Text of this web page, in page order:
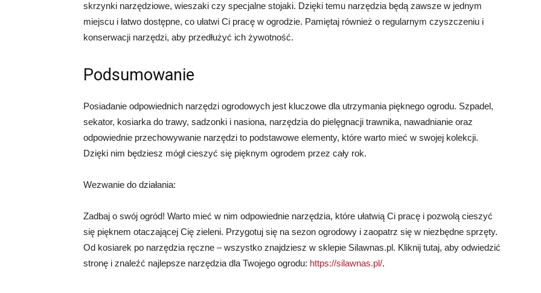
skrzynki narzędziowe, wieszaki czy specjalne stojaki. Dzięki temu narzędzia będą zawsze w jednym
miejscu i łatwo dostępne, co ułatwi Ci pracę w ogrodzie. Pamiętaj również o regularnym czyszczeniu i
konserwacji narzędzi, aby przedłużyć ich żywotność.
Podsumowanie
Posiadanie odpowiednich narzędzi ogrodowych jest kluczowe dla utrzymania pięknego ogrodu. Szpadel,
sekator, kosiarka do trawy, sadzonki i nasiona, narzędzia do pielęgnacji trawnika, nawadnianie oraz
odpowiednie przechowywanie narzędzi to podstawowe elementy, które warto mieć w swojej kolekcji.
Dzięki nim będziesz mógł cieszyć się pięknym ogrodem przez cały rok.
Wezwanie do działania:
Zadbaj o swój ogród! Warto mieć w nim odpowiednie narzędzia, które ułatwią Ci pracę i pozwolą cieszyć
się pięknem otaczającej Cię zieleni. Przygotuj się na sezon ogrodowy i zaopatrz się w niezbędne sprzęty.
Od kosiarek po narzędzia ręczne – wszystko znajdziesz w sklepie Silawnas.pl. Kliknij tutaj, aby odwiedzić
stronę i znaleźć najlepsze narzędzia dla Twojego ogrodu: https://silawnas.pl/.